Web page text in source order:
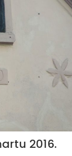
2016.